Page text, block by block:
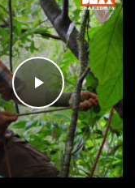
Videoyu
Oynat